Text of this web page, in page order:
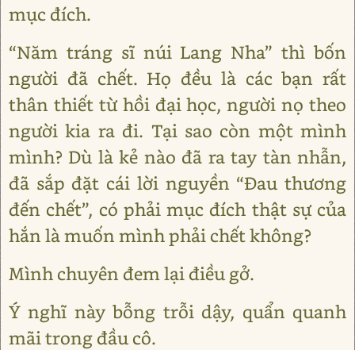
mục đích.
“Năm tráng sĩ núi Lang Nha” thì bốn
người đã chết. Họ đều là các bạn rất
thân thiết từ hồi đại học, người nọ theo
người kia ra đi. Tại sao còn một mình
mình? Dù là kẻ nào đã ra tay tàn nhẫn,
đã sắp đặt cái lời nguyền “Đau thương
đến chết”, có phải mục đích thật sự của
hắn là muốn mình phải chết không?
Mình chuyên đem lại điều gở.
Ý nghĩ này bỗng trỗi dậy, quẩn quanh
mãi trong đầu cô.